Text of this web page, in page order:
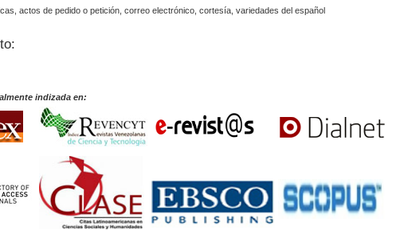
actos de pedido o petición, correo electrónico, cortesía, variedades del español
indizada en: